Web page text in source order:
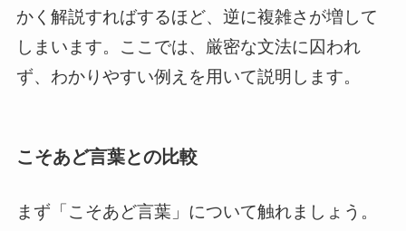
かく解説すればするほど、逆に複雑さが増して
しまいます。ここでは、厳密な文法に囚われ
ず、わかりやすい例えを用いて説明します。
こそあど言葉との比較
まず「こそあど言葉」について触れましょう。